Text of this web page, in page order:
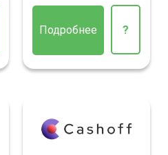
Подробнее ?